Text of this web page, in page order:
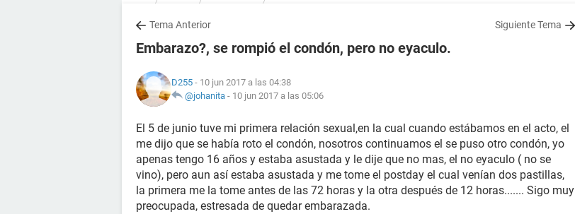
Tema Anterior Siguiente Tema
Embarazo?, se rompió el condón, pero no eyaculo.
D255 - 10 jun 2017 a las 04:38
@johanita - 10 jun 2017 a las 05:06
El 5 de junio tuve mi primera relación sexual,en la cual cuando estábamos en el acto, el
me dijo que se había roto el condón, nosotros continuamos el se puso otro condón, yo
apenas tengo 16 años y estaba asustada y le dije que no mas, el no eyaculo ( no se
vino), pero aun así estaba asustada y me tome el postday el cual venían dos pastillas,
la primera me la tome antes de las 72 horas y la otra después de 12 horas....... Sigo muy
preocupada, estresada de quedar embarazada.